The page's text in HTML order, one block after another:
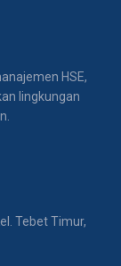
HSE,
lingkungan
Tebet Timur,